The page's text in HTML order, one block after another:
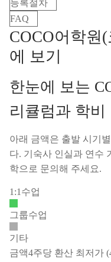
등록절차
FAQ
COCO어학원
에 보기
한눈에 보는
리큘럼과 학비
아래 금액은 출발 시기
다. 기숙사 인실과 연수
학으로 문의해 주세요.
1:1수업
그룹수업
기타
금액4주당 환산 최저가